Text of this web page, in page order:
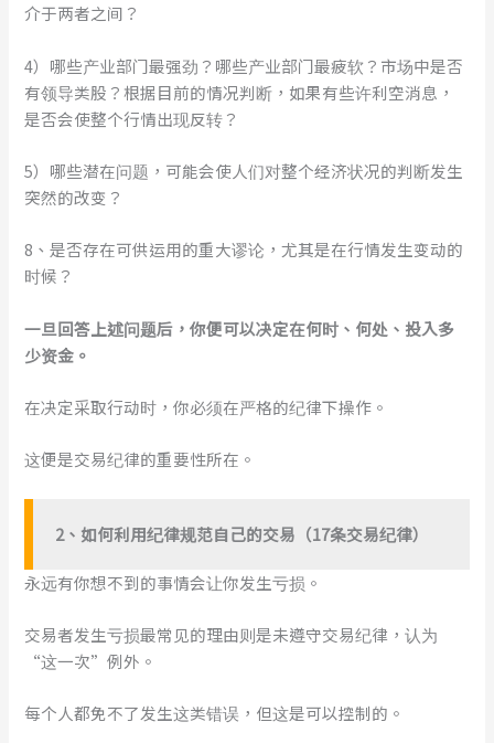
介于两者之间？
4）哪些产业部门最强劲？哪些产业部门最疲软？市场中是否
有领导类股？根据目前的情况判断，如果有些许利空消息，
是否会使整个行情出现反转？
5）哪些潜在问题，可能会使人们对整个经济状况的判断发生
突然的改变？
8、是否存在可供运用的重大谬论，尤其是在行情发生变动的
时候？
一旦回答上述问题后，你便可以决定在何时、何处、投入多
少资金。
在决定采取行动时，你必须在严格的纪律下操作。
这便是交易纪律的重要性所在。
2、 如何利用纪律规范自己的交易 （17条交易纪律）
永远有你想不到的事情会让你发生亏损。
交易者发生亏损最常见的理由则是未遵守交易纪律，认为
“这一次”例外。
每个人都免不了发生这类错误，但这是可以控制的。